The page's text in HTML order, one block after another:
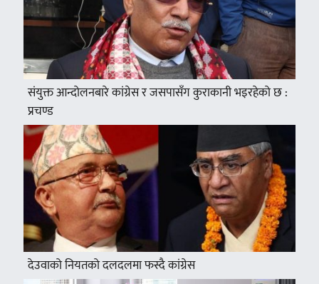
संयुक्त आन्दोलनबारे कांग्रेस र जसपासँग कुराकानी भइरहेको छ :
प्रचण्ड
देउवाको नियतको दलदलमा फस्दै कांग्रेस